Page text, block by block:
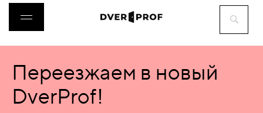
ДВЕРИ
ФУРНИТУРА
Переезжаем в новый
DverProf!